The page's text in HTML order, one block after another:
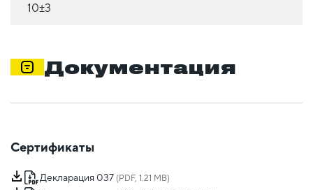
10±3
Документация
Сертификаты
Декларация 037 (PDF, 1.21 MB)